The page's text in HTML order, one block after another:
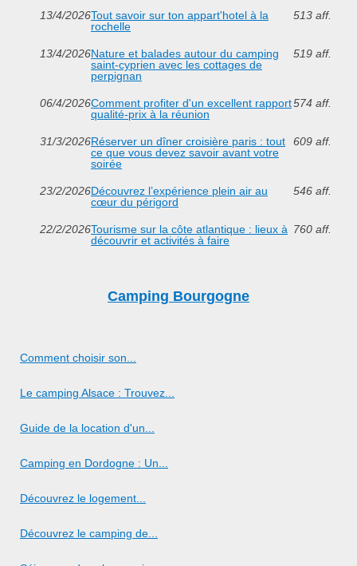
13/4/2026Tout savoir sur ton appart'hotel à la
rochelle
513 aff.
13/4/2026Nature et balades autour du camping
saint-cyprien avec les cottages de
perpignan
519 aff.
06/4/2026Comment profiter d'un excellent rapport
qualité-prix à la réunion
574 aff.
31/3/2026Réserver un dîner croisière paris : tout
ce que vous devez savoir avant votre
soirée
609 aff.
23/2/2026Découvrez l’expérience plein air au
cœur du périgord
546 aff.
22/2/2026Tourisme sur la côte atlantique : lieux à
découvrir et activités à faire
760 aff.
Camping Bourgogne
Comment choisir son...
Le camping Alsace : Trouvez...
Guide de la location d'un...
Camping en Dordogne : Un...
Découvrez le logement...
Découvrez le camping de...